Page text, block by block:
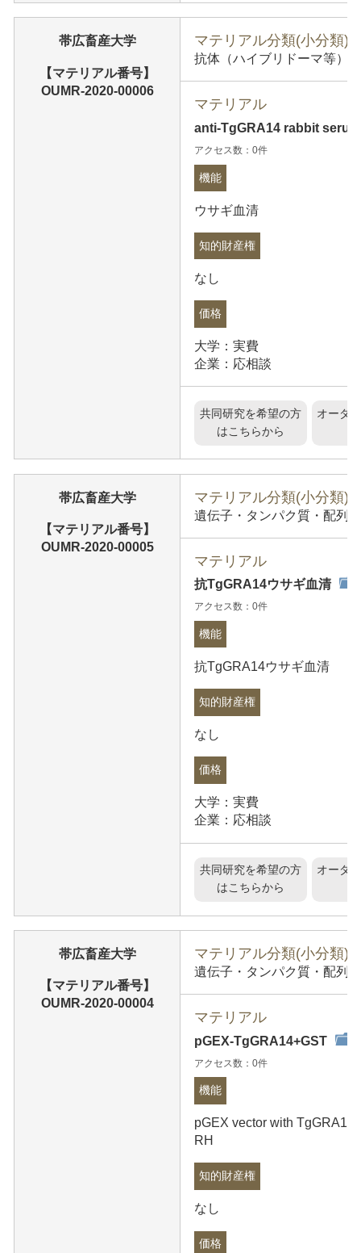
帯広畜産大学
【マテリアル番号】
OUMR-2020-00006
マテリアル分類(小分類)
抗体（ハイブリドーマ等）
マテリアル
anti-TgGRA14 rabbit
アクセス数：0件
機能
ウサギ血清
知的財産権
なし
価格
大学：実費
企業：応相談
共同研究を希望の方
はこちらから
オーダ
帯広畜産大学
【マテリアル番号】
OUMR-2020-00005
マテリアル分類(小分類)
遺伝子・タンパク質・配列
マテリアル
抗TgGRA14ウサギ血清
アクセス数：0件
機能
抗TgGRA14ウサギ血清
知的財産権
なし
価格
大学：実費
企業：応相談
共同研究を希望の方
はこちらから
オーダ
帯広畜産大学
【マテリアル番号】
OUMR-2020-00004
マテリアル分類(小分類)
遺伝子・タンパク質・配列
マテリアル
pGEX-TgGRA14+GST
アクセス数：0件
機能
pGEX vector with TgGRA14
RH
知的財産権
なし
価格